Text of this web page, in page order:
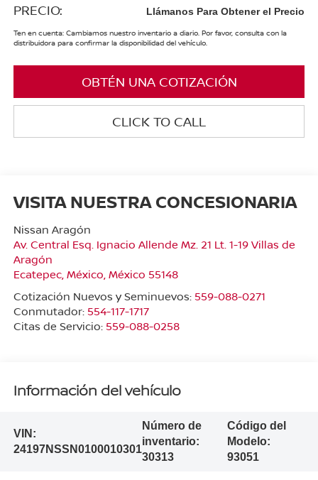
PRECIO: Llámanos Para Obtener el Precio
Ten en cuenta: Cambiamos nuestro inventario a diario. Por favor, consulta con la
distribuidora para confirmar la disponibilidad del vehículo.
OBTÉN UNA COTIZACIÓN
CLICK TO CALL
VISITA NUESTRA CONCESIONARIA
Nissan Aragón
Av. Central Esq. Ignacio Allende Mz. 21 Lt. 1-19 Villas de
Aragón
Ecatepec, México , México 55148
Cotización Nuevos y Seminuevos: 559-088-0271
Conmutador: 554-117-1717
Citas de Servicio: 559-088-0258
Información del vehículo
VIN:
24197NSSN0100010301
Número de
inventario:
30313
Código del
Modelo:
93051